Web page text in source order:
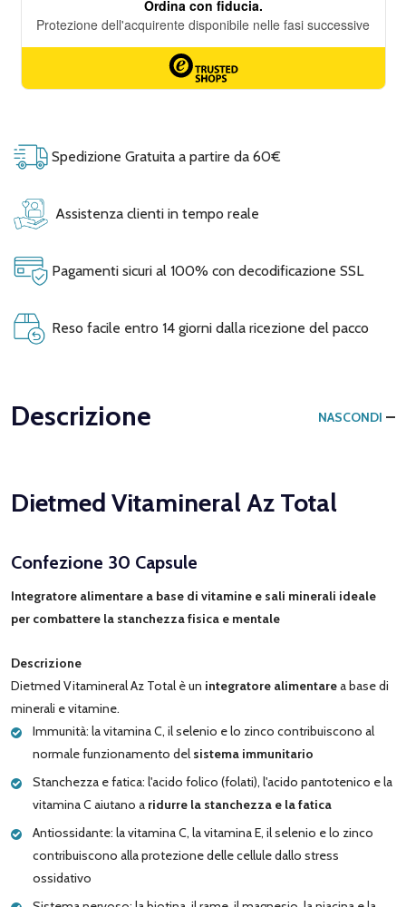
Spedizione Gratuita a partire da 60€
Assistenza clienti in tempo reale
Pagamenti sicuri al 100% con decodificazione SSL
Reso facile entro 14 giorni dalla ricezione del pacco
Descrizione NASCONDI
Dietmed Vitamineral Az Total
Confezione 30 Capsule
Integratore alimentare a base di vitamine e sali minerali ideale
per combattere la stanchezza fisica e mentale
Descrizione
Dietmed Vitamineral Az Total è un integratore alimentarea base di
minerali e vitamine.
Immunità: la vitamina C, il selenio e lo zinco contribuiscono al
normale funzionamento del sistema immunitario
Stanchezza e fatica: l'acido folico (folati), l'acido pantotenico e la
vitamina C aiutano a ridurre la stanchezza e la fatica
Antiossidante: la vitamina C, la vitamina E, il selenio e lo zinco
contribuiscono alla protezione delle cellule dallo stress
ossidativo